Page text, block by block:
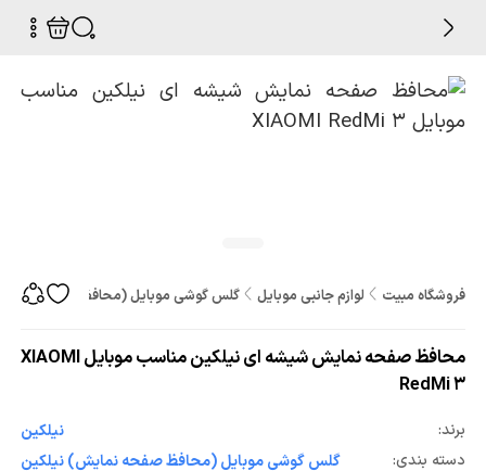
فروشگاه مبیت لوازم جانبی موبایل گلس گوشی موبایل (محافظ صفحه
محافظ صفحه نمایش شیشه ای نیلکین مناسب موبایل XIAOMI
RedMi 3
برند:
نیلکین
دسته بندی:
گلس گوشی موبایل (محافظ صفحه نمایش) نیلکین